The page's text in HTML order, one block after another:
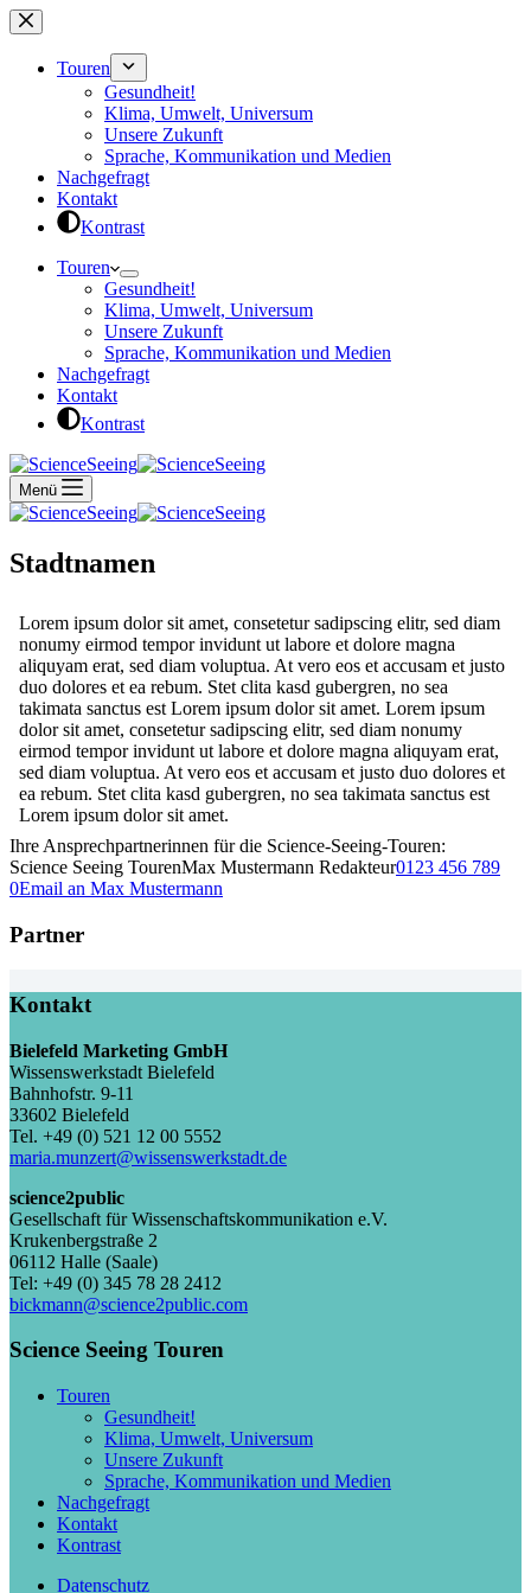
Zum
Inhalt
springenTouren
Gesundheit!
Klima, Umwelt, Universum
Unsere Zukunft
Sprache, Kommunikation und Medien
Nachgefragt
Kontakt
Kontrast
Touren
Gesundheit!
Klima, Umwelt, Universum
Unsere Zukunft
Sprache, Kommunikation und Medien
Nachgefragt
Kontakt
Kontrast
Menü
Stadtnamen
Lorem ipsum dolor sit amet, consetetur sadipscing elitr, sed diam
nonumy eirmod tempor invidunt ut labore et dolore magna
aliquyam erat, sed diam voluptua. At vero eos et accusam et justo
duo dolores et ea rebum. Stet clita kasd gubergren, no sea
takimata sanctus est Lorem ipsum dolor sit amet. Lorem ipsum
dolor sit amet, consetetur sadipscing elitr, sed diam nonumy
eirmod tempor invidunt ut labore et dolore magna aliquyam erat,
sed diam voluptua. At vero eos et accusam et justo duo dolores et
ea rebum. Stet clita kasd gubergren, no sea takimata sanctus est
Lorem ipsum dolor sit amet.
Ihre Ansprechpartnerinnen für die Science-Seeing-Touren:
Science Seeing TourenMax Mustermann Redakteur0123 456 789
0Email an Max Mustermann
Partner
Kontakt
Bielefeld Marketing GmbH
Wissenswerkstadt Bielefeld
Bahnhofstr. 9-11
33602 Bielefeld
Tel. +49 (0) 521 12 00 5552
maria.munzert@wissenswerkstadt.de
science2public
Gesellschaft für Wissenschaftskommunikation e.V.
Krukenbergstraße 2
06112 Halle (Saale)
Tel: +49 (0) 345 78 28 2412
bickmann@science2public.com
Science Seeing Touren
Touren
Gesundheit!
Klima, Umwelt, Universum
Unsere Zukunft
Sprache, Kommunikation und Medien
Nachgefragt
Kontakt
Kontrast
Datenschutz